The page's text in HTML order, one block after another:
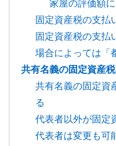
家屋の評価額
固定資産税の支払
固定資産税の支払
場合によっては「
共有名義の固定資産
共有名義の固定資
る
代表者以外が固定
代表者は変更も可